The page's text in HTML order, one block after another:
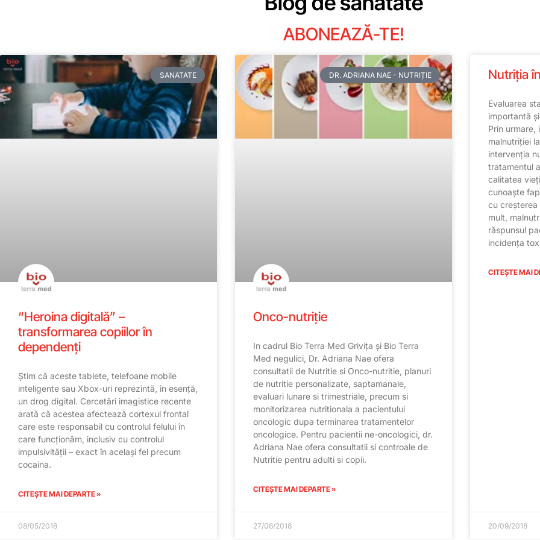
ABONEAZĂ-TE!
SANATATE
“Heroina digitală” –
transformarea copiilor în
dependenți
Știm că aceste tablete, telefoane mobile
inteligente sau Xbox-uri reprezintă, în esență,
un drog digital. Cercetări imagistice recente
arată că acestea afectează cortexul frontal
care este responsabil cu controlul felului în
care funcționăm, inclusiv cu controlul
impulsivității – exact în același fel precum
cocaina.
CITEȘTE MAI DEPARTE »
08/05/2018
DR. ADRIANA NAE - NUTRIȚIE
Onco-nutriție
In cadrul Bio Terra Med Grivița și Bio Terra
Med negulici, Dr. Adriana Nae ofera
consultatii de Nutritie si Onco-nutritie, planuri
de nutritie personalizate, saptamanale,
evaluari lunare si trimestriale, precum si
monitorizarea nutritionala a pacientului
oncologic dupa terminarea tratamentelor
oncologice. Pentru pacientii ne-oncologici, dr.
Adriana Nae ofera consultatii si controale de
Nutritie pentru adulti si copii.
CITEȘTE MAI DEPARTE »
27/06/2018
Nutriția
Evaluarea
importantă
Prin urmare,
malnutriției
intervenția
tratamentul
calitatea
cunoaște
cu
mult,
răspunsul
incidența
CITEȘTE MAI
20/09/2018